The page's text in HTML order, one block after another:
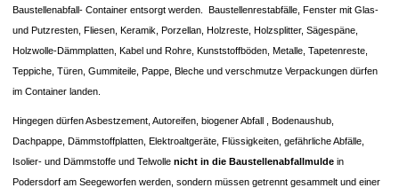
Baustellenabfall- Container entsorgt werden. Baustellenrestabfälle, Fenster mit Glas-
und Putzresten, Fliesen, Keramik, Porzellan, Holzreste, Holzsplitter, Sägespäne,
Holzwolle-Dämmplatten, Kabel und Rohre, Kunststoffböden, Metalle, Tapetenreste,
Teppiche, Türen, Gummiteile, Pappe, Bleche und verschmutze Verpackungen dürfen
im Container landen.
Hingegen dürfen Asbestzement, Autoreifen, biogener Abfall , Bodenaushub,
Dachpappe, Dämmstoffplatten, Elektroaltgeräte, Flüssigkeiten, gefährliche Abfälle,
Isolier- und Dämmstoffe und Telwollenicht in die Baustellenabfallmulde in
Podersdorf am Seegeworfen werden, sondern müssen getrennt gesammelt und einer